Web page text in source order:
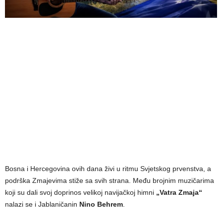
Bosna i Hercegovina ovih dana živi u ritmu Svjetskog prvenstva, a
podrška Zmajevima stiže sa svih strana. Među brojnim muzičarima
koji su dali svoj doprinos velikoj navijačkoj himni „Vatra Zmaja“
nalazi se i Jablaničanin Nino Behrem